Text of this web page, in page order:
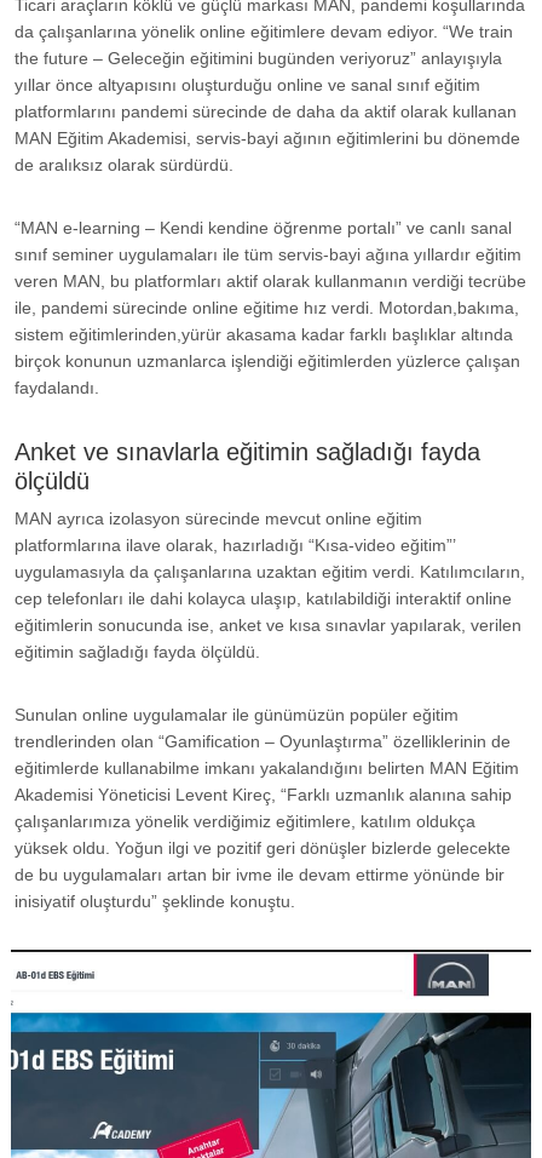
Ticari araçların köklü ve güçlü markası MAN, pandemi koşullarında
da çalışanlarına yönelik online eğitimlere devam ediyor. “We train
the future – Geleceğin eğitimini bugünden veriyoruz” anlayışıyla
yıllar önce altyapısını oluşturduğu online ve sanal sınıf eğitim
platformlarını pandemi sürecinde de daha da aktif olarak kullanan
MAN Eğitim Akademisi, servis-bayi ağının eğitimlerini bu dönemde
de aralıksız olarak sürdürdü.
“MAN e-learning – Kendi kendine öğrenme portalı” ve canlı sanal
sınıf seminer uygulamaları ile tüm servis-bayi ağına yıllardır eğitim
veren MAN, bu platformları aktif olarak kullanmanın verdiği tecrübe
ile, pandemi sürecinde online eğitime hız verdi. Motordan,bakıma,
sistem eğitimlerinden,yürür akasama kadar farklı başlıklar altında
birçok konunun uzmanlarca işlendiği eğitimlerden yüzlerce çalışan
faydalandı.
Anket ve sınavlarla eğitimin sağladığı fayda
ölçüldü
MAN ayrıca izolasyon sürecinde mevcut online eğitim
platformlarına ilave olarak, hazırladığı “Kısa-video eğitim”’
uygulamasıyla da çalışanlarına uzaktan eğitim verdi. Katılımcıların,
cep telefonları ile dahi kolayca ulaşıp, katılabildiği interaktif online
eğitimlerin sonucunda ise, anket ve kısa sınavlar yapılarak, verilen
eğitimin sağladığı fayda ölçüldü.
Sunulan online uygulamalar ile günümüzün popüler eğitim
trendlerinden olan “Gamification – Oyunlaştırma” özelliklerinin de
eğitimlerde kullanabilme imkanı yakalandığını belirten MAN Eğitim
Akademisi Yöneticisi Levent Kireç, “Farklı uzmanlık alanına sahip
çalışanlarımıza yönelik verdiğimiz eğitimlere, katılım oldukça
yüksek oldu. Yoğun ilgi ve pozitif geri dönüşler bizlerde gelecekte
de bu uygulamaları artan bir ivme ile devam ettirme yönünde bir
inisiyatif oluşturdu” şeklinde konuştu.